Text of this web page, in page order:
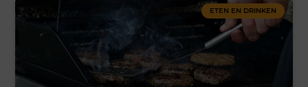
ETEN EN DRINKEN